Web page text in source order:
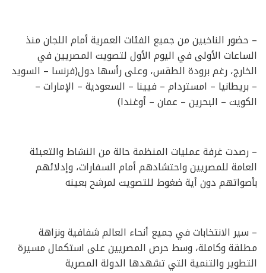
– حضور الناخبين من جميع الفئات العمرية أمام اللجان منذ
الساعات الأولى في اليوم الأول لتصويت المصريين في
الخارج، رغم برودة الطقس، وعلى رأسها دول(فرنسا – السويد
– بريطانيا – امستردام – فيينا – السعودية – الإمارات –
الكويت – البحرين – عمان – أوغندا)
– رصدت غرفة عمليات المنظمة حالة من النشاط والتعبئة
العامة للمصريين واحتشادهم أمام السفارات، وإدلائهم
بأصواتهم دون أية ضغوط للتصويت لمرشح بعينه
– سير الانتخابات في جميع أنحاء العالم شفافية ونزاهة
مطلقة وكاملة، وسط حرص المصريين على استكمال مسيرة
التطوير والتنمية التي تشهدها الدولة المصرية